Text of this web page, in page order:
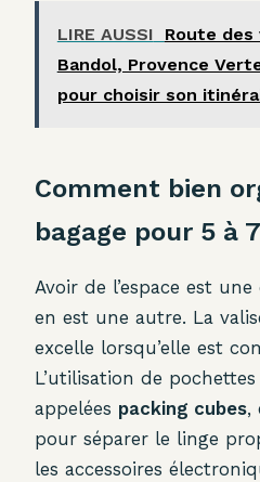
LIRE AUSSI
Route des
Bandol, Provence
pour choisir son
Comment bien
bagage pour 5 à
Avoir de l’espace est
en est une autre. La
excelle lorsqu’elle est
L’utilisation de
appelées packing cubes,
pour séparer le linge
les accessoires